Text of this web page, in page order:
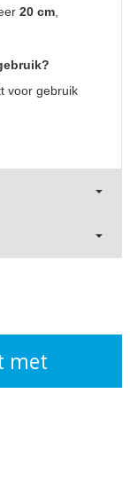
met
20 cm,
voor gebruik